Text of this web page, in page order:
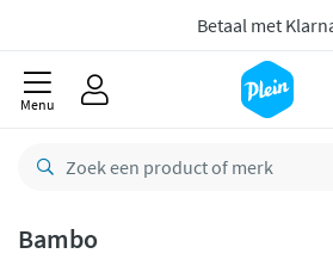
Betaal met
Menu
Bambo